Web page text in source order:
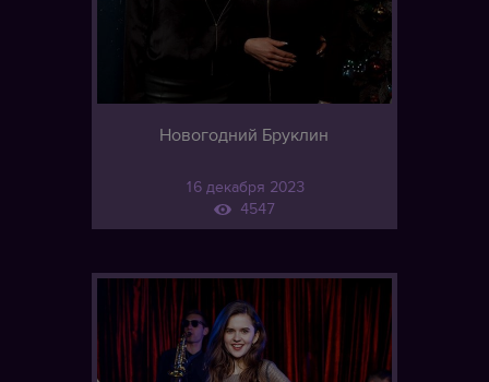
Новогодний Бруклин
16 декабря 2023
4547